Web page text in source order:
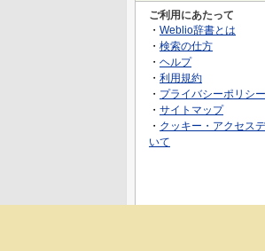
ご利用にあたって
・ Weblio辞書とは
・ 検索の仕方
・ ヘルプ
・ 利用規約
・ プライバシーポリシー
・ サイトマップ
・ クッキー・アクセス
いて